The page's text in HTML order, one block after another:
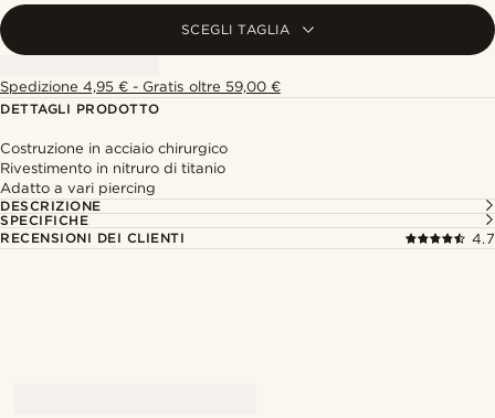
SCEGLI TAGLIA
Spedizione 4,95 € - Gratis oltre 59,00 €
DETTAGLI PRODOTTO
Costruzione in acciaio chirurgico
Rivestimento in nitruro di titanio
Adatto a vari piercing
DESCRIZIONE
SPECIFICHE
RECENSIONI DEI CLIENTI
4.7